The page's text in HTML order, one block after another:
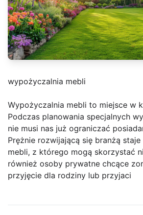
wypożyczalnia mebli
Wypożyczalnia mebli to miejsce w
Podczas planowania specjalnych
nie musi nas już ograniczać
Prężnie rozwijającą się branżą staje
mebli, z którego mogą skorzystać
również osoby prywatne chcące
przyjęcie dla rodziny lub przyjaci